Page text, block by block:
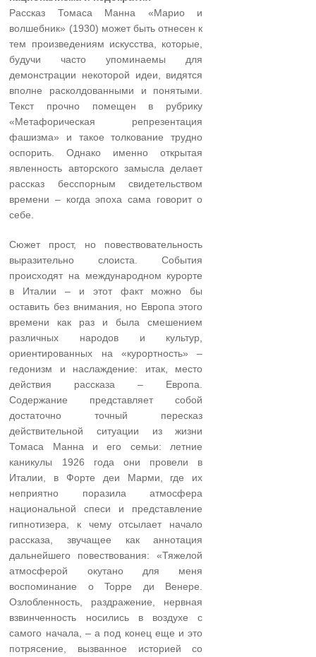
Рассказ Томаса Манна «Марио и
волшебник» (1930) может быть отнесен к
тем произведениям искусства, которые,
будучи часто упоминаемы для
демонстрации некоторой идеи, видятся
вполне расколдованными и понятыми.
Текст прочно помещен в рубрику
«Метафорическая репрезентация
фашизма» и такое толкование трудно
оспорить. Однако именно открытая
явленность авторского замысла делает
рассказ бесспорным свидетельством
времени – когда эпоха сама говорит о
себе.
Сюжет прост, но повествовательность
выразительно слоиста. События
происходят на международном курорте
в Италии – и этот факт можно бы
оставить без внимания, но Европа этого
времени как раз и была смешением
различных народов и культур,
ориентированных на «курортность» –
гедонизм и наслаждение: итак, место
действия рассказа – Европа.
Содержание представляет собой
достаточно точный пересказ
действительной ситуации из жизни
Томаса Манна и его семьи: летние
каникулы 1926 года они провели в
Италии, в Форте деи Марми, где их
неприятно поразила атмосфера
национальной спеси и представление
гипнотизера, к чему отсылает начало
рассказа, звучащее как аннотация
дальнейшего повествования: «Тяжелой
атмосферой окутано для меня
воспоминание о Toppe ди Венере.
Озлобленность, раздражение, нервная
взвинченность носились в воздухе с
самого начала, – а под конец еще и это
потрясение, вызванное историей со